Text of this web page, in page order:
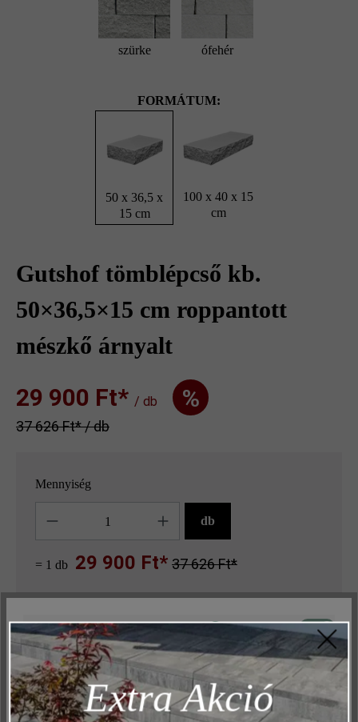
szürke ófehér
FORMÁTUM:
50 x 36,5 x
15 cm
100 x 40 x 15
cm
Gutshof tömblépcső kb.
50×36,5×15 cm roppantott
mészkő árnyalt
29 900 Ft‎‎‎* / db %
37 626 Ft‎‎‎* / db
Mennyiség
db
= 1 db 29 900 Ft* 37 626 Ft*
Keressen egy kereskedőt a közelben
Hozzáadás a kívánságlistához
Oldal nyomtatása
Műszakilag és működéshez szükséges Aktív
Marketing Inaktív
Elemzés Inaktív
Extra Akció